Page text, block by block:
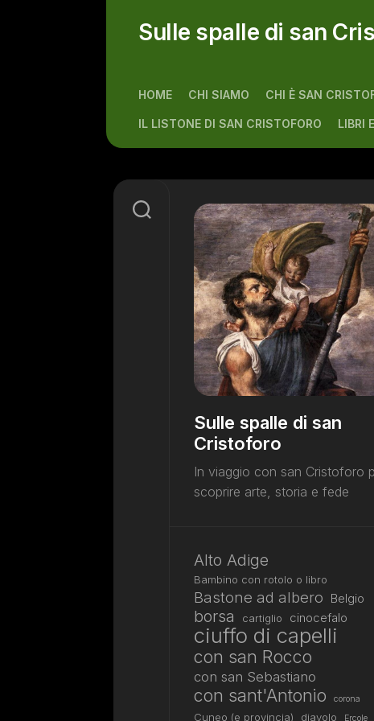
Sulle spalle di san
HOME CHI SIAMO CHI È SAN
IL LISTONE DI SAN CRISTOFORO LIBRI
Sulle spalle di san
Cristoforo
In viaggio con san Cristoforo
scoprire arte, storia e fede
Alto Adige
Bambino con rotolo o libro
Bastone ad albero Belgio
borsa cartiglio cinocefalo
ciuffo di capelli
con san Rocco
con san Sebastiano
con sant'Antonio corona
Cuneo (e provincia) diavolo Ercole